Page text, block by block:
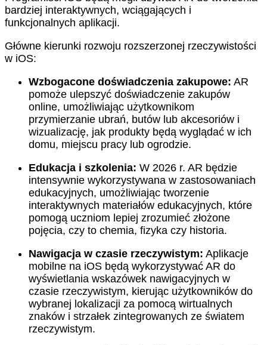
bardziej interaktywnych, wciągających i
funkcjonalnych aplikacji.
Główne kierunki rozwoju rozszerzonej rzeczywistości
w iOS:
Wzbogacone doświadczenia zakupowe: AR
pomoże ulepszyć doświadczenie zakupów
online, umożliwiając użytkownikom
przymierzanie ubrań, butów lub akcesoriów i
wizualizację, jak produkty będą wyglądać w ich
domu, miejscu pracy lub ogrodzie.
Edukacja i szkolenia: W 2026 r. AR będzie
intensywnie wykorzystywana w zastosowaniach
edukacyjnych, umożliwiając tworzenie
interaktywnych materiałów edukacyjnych, które
pomogą uczniom lepiej zrozumieć złożone
pojęcia, czy to chemia, fizyka czy historia.
Nawigacja w czasie rzeczywistym: Aplikacje
mobilne na iOS będą wykorzystywać AR do
wyświetlania wskazówek nawigacyjnych w
czasie rzeczywistym, kierując użytkowników do
wybranej lokalizacji za pomocą wirtualnych
znaków i strzałek zintegrowanych ze światem
rzeczywistym.